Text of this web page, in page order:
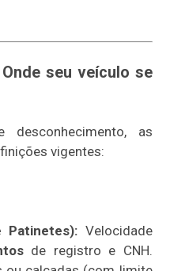
seu veículo se
desconhecimento, as
vigentes:
Patinetes): Velocidade
de registro e CNH.